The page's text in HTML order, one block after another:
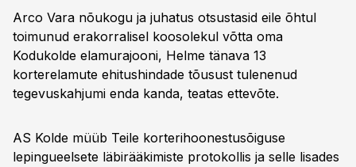
Arco Vara nõukogu ja juhatus otsustasid eile õhtul
toimunud erakorralisel koosolekul võtta oma
Kodukolde elamurajooni, Helme tänava 13
korterelamute ehitushindade tõusust tulenenud
tegevuskahjumi enda kanda, teatas ettevõte.
AS Kolde müüb Teile korterihoonestusõiguse
lepingueelsete läbirääkimiste protokollis ja selle lisades